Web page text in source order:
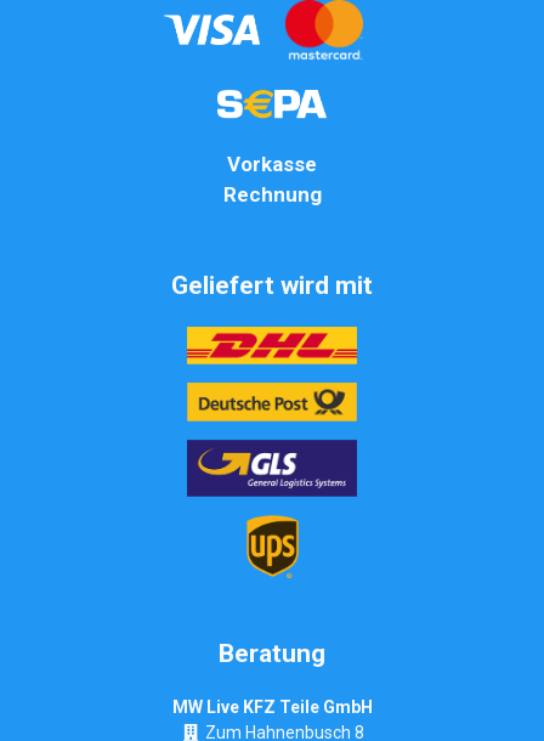
Vorkasse
Rechnung
Geliefert wird mit
Beratung
MW Live KFZ Teile GmbH
Zum Hahnenbusch 8